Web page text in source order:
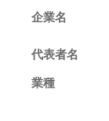
企業名
代表者名
業種